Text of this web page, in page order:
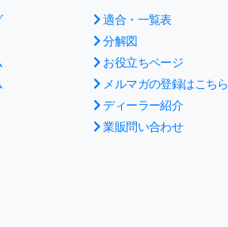
適合・一覧表
分解図
お役立ちページ
メルマガの登録はこちら
ディーラー紹介
業販問い合わせ